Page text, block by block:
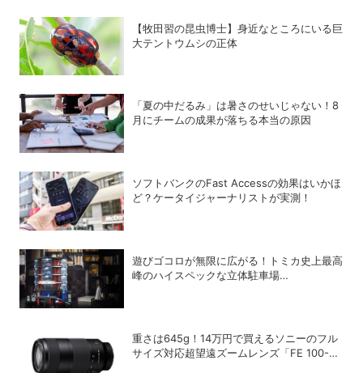
【牧田習の昆虫博士】身近なところにいる巨
大テントウムシの正体
「夏の中だるみ」は暑さのせいじゃない！8
月にチームの成果が落ちる本当の原因
ソフトバンクのFast Accessの効果はいかほ
ど？ケータイジャーナリストが実測！
遊びゴコロが無限に広がる！トミカ史上最高
峰のハイスペックな立体駐車場
重さは645g！14万円で買えるソニーのフル
サイズ対応超望遠ズームレンズ「FE 100-